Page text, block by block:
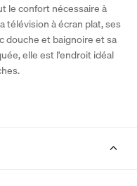
le confort nécessaire à
télévision à écran plat, ses
douche et baignoire et sa
elle est l'endroit idéal